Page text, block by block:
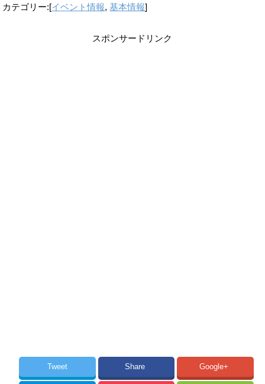
カテゴリー:[イベント情報,基本情報]
スポンサードリンク
Tweet Share Google+